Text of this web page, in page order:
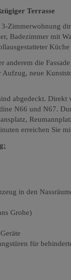
Terrasse
Zimmerwohnung
Badezimmer mit
anderem die
neue
abgedeckt.
N66 und N67.
erreichen Sie
in den
Grohe)
für